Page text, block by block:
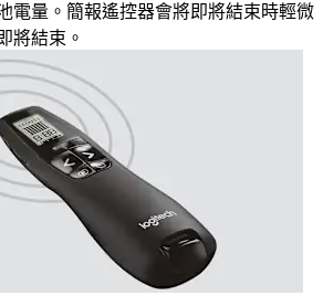
電量。簡報遙控器會將即將結束時輕微
將結束。